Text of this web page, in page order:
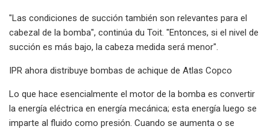
"Las condiciones de succión también son relevantes para el
cabezal de la bomba", continúa du Toit. "Entonces, si el nivel de
succión es más bajo, la cabeza medida será menor".
IPR ahora distribuye bombas de achique de Atlas Copco
Lo que hace esencialmente el motor de la bomba es convertir
la energía eléctrica en energía mecánica; esta energía luego se
imparte al fluido como presión. Cuando se aumenta o se